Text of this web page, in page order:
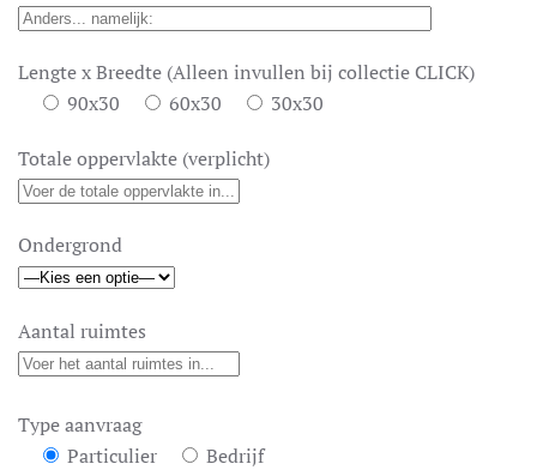
Lengte x Breedte (Alleen invullen bij collectie CLICK)
90x30
60x30 30x30
Totale oppervlakte (verplicht)
Ondergrond
Aantal ruimtes
Type aanvraag
Particulier
Bedrijf